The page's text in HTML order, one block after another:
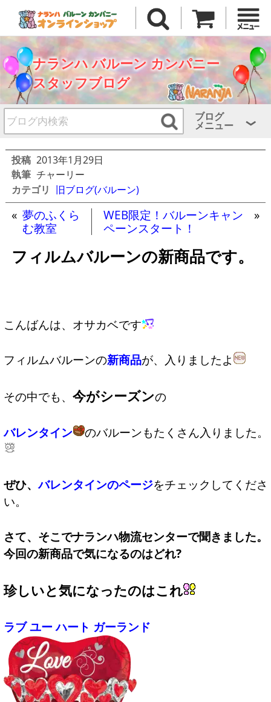
ナランハ バルーン カンパニー
スタッフブログ
ブログ
メニュー
投稿 2013年1月29日
執筆 チャーリー
カテゴリ 旧ブログ(バルーン)
« 夢のふくら
む教室
WEB限定！バルーンキャン
ペーンスタート！
»
フィルムバルーンの新商品です。
こんばんは、オサカベです
フィルムバルーンの新商品が、入りましたよ
その中でも、 今がシーズンの
バレンタイン のバルーンもたくさん入りました。
ぜひ、バレンタインのページをチェックしてくださ
い。
さて、そこでナランハ物流センターで聞きました。
今回の新商品で気になるのはどれ?
珍しいと気になったのはこれ
ラブ ユー ハート ガーランド